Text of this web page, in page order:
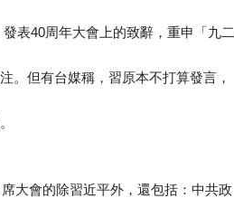
表40周年大會上的致辭，重申「九二
。但有台媒稱，習原本不打算發言，
大會的除習近平外，還包括：中共政